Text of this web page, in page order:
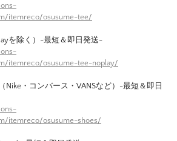
itemreco/osusume-tee/
を除く）-最短＆即日発送-
itemreco/osusume-tee-noplay/
Nike・コンバース・VANSなど）-最短＆即日
itemreco/osusume-shoes/